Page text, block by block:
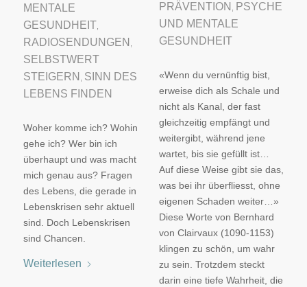
MENTALE
GESUNDHEIT
RADIOSENDUNGEN
SELBSTWERT
STEIGERN SINN DES
LEBENS FINDEN
Woher komme ich? Wohin
gehe ich? Wer bin ich
überhaupt und was macht
mich genau aus? Fragen
des Lebens, die gerade in
Lebenskrisen sehr aktuell
sind. Doch Lebenskrisen
sind Chancen.
Weiterlesen
PRÄVENTION
PSYCHE
UND MENTALE
GESUNDHEIT
«Wenn du vernünftig bist,
erweise dich als Schale und
nicht als Kanal, der fast
gleichzeitig empfängt und
weitergibt, während jene
wartet, bis sie gefüllt ist…
Auf diese Weise gibt sie das,
was bei ihr überfliesst, ohne
eigenen Schaden weiter…»
Diese Worte von Bernhard
von Clairvaux (1090-1153)
klingen zu schön, um wahr
zu sein. Trotzdem steckt
darin eine tiefe Wahrheit, die